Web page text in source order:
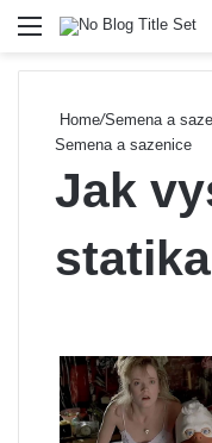
Menu
Home/Semena a
Semena a sazenice
Jak